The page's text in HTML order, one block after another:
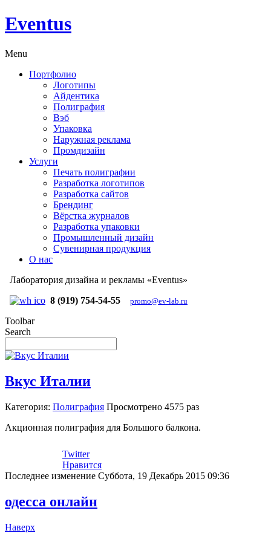
Eventus
Menu
Портфолио
Логотипы
Айдентика
Полиграфия
Вэб
Упаковка
Наружная реклама
Промдизайн
Услуги
Печать полиграфии
Разработка логотипов
Разработка сайтов
Брендинг
Вёрстка журналов
Разработка упаковки
Промышленный дизайн
Сувенирная продукция
О нас
Лаборатория дизайна и рекламы «Eventus»
8 (919) 754-54-55
promo@ev-lab.ru
Toolbar
Search
Вкус Италии
Категория: Полиграфия Просмотрено 4575 раз
Акционная полиграфия для Большого балкона.
Twitter
Нравится
Последнее изменение Суббота, 19 Декабрь 2015 09:36
одесса онлайн
Наверх